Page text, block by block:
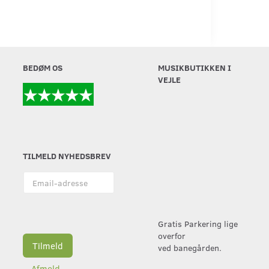
BEDØM OS
TILMELD NYHEDSBREV
adresse
Tilmeld
MUSIKBUTIKKEN I
VEJLE
Gratis Parkering lige
overfor
ved banegården.